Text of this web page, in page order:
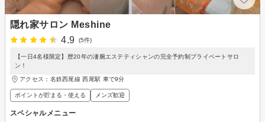
隠れ家サロン Meshine
4.9
(5件)
【一日4名様限定】歴20年の凄腕エステティシャンの完全予約制プライベートサロ
ン！
アクセス：名鉄西尾線 西尾駅 車で9分
ポイントが貯まる・使える メンズ歓迎
スペシャルメニュー